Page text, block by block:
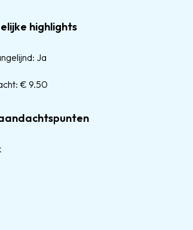
highlights
Ja
€ 9.50